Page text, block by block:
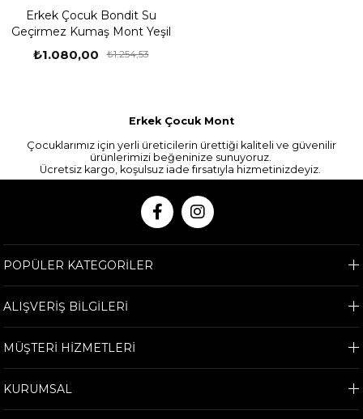
Erkek Çocuk Bondit Su
Geçirmez Kumaş Mont Yeşil
₺1.080,00 ₺1.254,53
Erkek Çocuk Mont
Çocuklarımız için yerli üreticilerin ürettiği kaliteli ve güvenilir
ürünlerimizi beğeninize sunuyoruz.
Ücretsiz kargo, koşulsuz iade fırsatıyla hizmetinizdeyiz.
POPÜLER KATEGORİLER
ALIŞVERİŞ BİLGİLERİ
MÜŞTERİ HİZMETLERİ
KURUMSAL